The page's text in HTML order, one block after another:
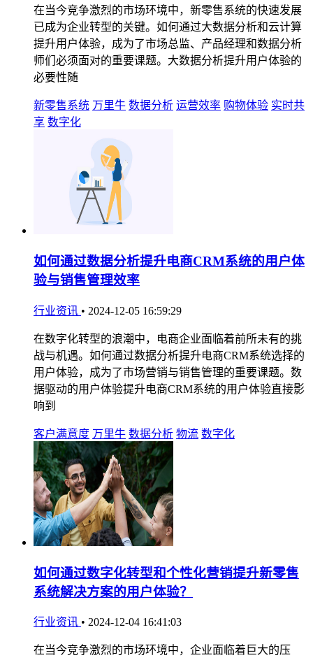
在当今竞争激烈的市场环境中，新零售系统的快速发展
已成为企业转型的关键。如何通过大数据分析和云计算
提升用户体验，成为了市场总监、产品经理和数据分析
师们必须面对的重要课题。大数据分析提升用户体验的
必要性随
新零售系统 万里牛 数据分析 运营效率 购物体验 实时共
享 数字化
如何通过数据分析提升电商CRM系统的用户体
验与销售管理效率
行业资讯 • 2024-12-05 16:59:29
在数字化转型的浪潮中，电商企业面临着前所未有的挑
战与机遇。如何通过数据分析提升电商CRM系统选择的
用户体验，成为了市场营销与销售管理的重要课题。数
据驱动的用户体验提升电商CRM系统的用户体验直接影
响到
客户满意度 万里牛 数据分析 物流 数字化
如何通过数字化转型和个性化营销提升新零售
系统解决方案的用户体验？
行业资讯 • 2024-12-04 16:41:03
在当今竞争激烈的市场环境中，企业面临着巨大的压